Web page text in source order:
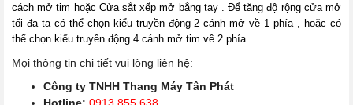
cách mở tim hoặc Cửa sắt xếp mở bằng tay . Để tăng độ rộng cửa mở
tối đa ta có thể chọn kiểu truyền động 2 cánh mở về 1 phía , hoặc có
thể chọn kiểu truyền động 4 cánh mở tim về 2 phía
Mọi thông tin chi tiết vui lòng liên hệ:
Công ty TNHH Thang Máy Tân Phát